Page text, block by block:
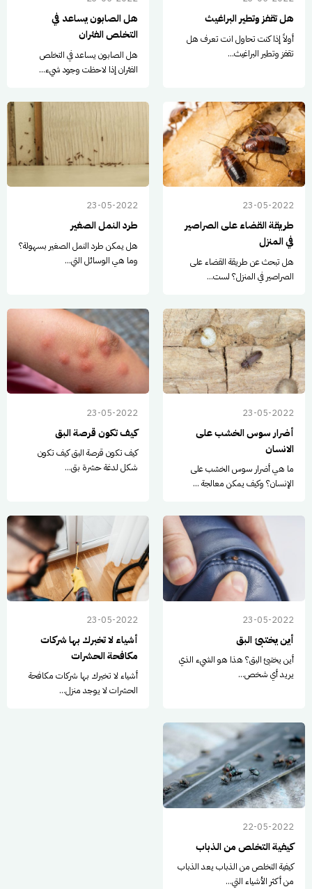
هل تقفز وتطير البراغيث
أولاً إذا كنت تحاول انت تعرف هل
تقفز وتطير البراغيث...
هل الصابون يساعد في
التخلص الفئران
هل الصابون يساعد في التخلص
الفئران إذا لاحظت وجود شيء...
23-05-2022
طريقة القضاء على الصراصير
في المنزل
هل تبحث عن طريقة القضاء على
الصراصير في المنزل؟ لست...
23-05-2022
طرد النمل الصغير
هل يمكن طرد النمل الصغير بسهولة؟
وما هي الوسائل التي...
23-05-2022
أضرار سوس الخشب على
الانسان
ما هي أضرار سوس الخشب على
الإنسان؟ وكيف يمكن معالجة ...
23-05-2022
كيف تكون قرصة البق
كيف تكون قرصة البق كيف تكون
شكل لدغة حشرة بق...
23-05-2022
أين يختبئ البق
أين يختبئ البق؟ هذا هو الشيء الذي
يريد أي شخص...
23-05-2022
أشياء لا تخبرك بها شركات
مكافحة الحشرات
أشياء لا تخبرك بها شركات مكافحة
الحشرات لا يوجد منزل...
22-05-2022
كيفية التخلص من الذباب
كيفية التخلص من الذباب يعد الذباب
من أكثر الأشياء التي...